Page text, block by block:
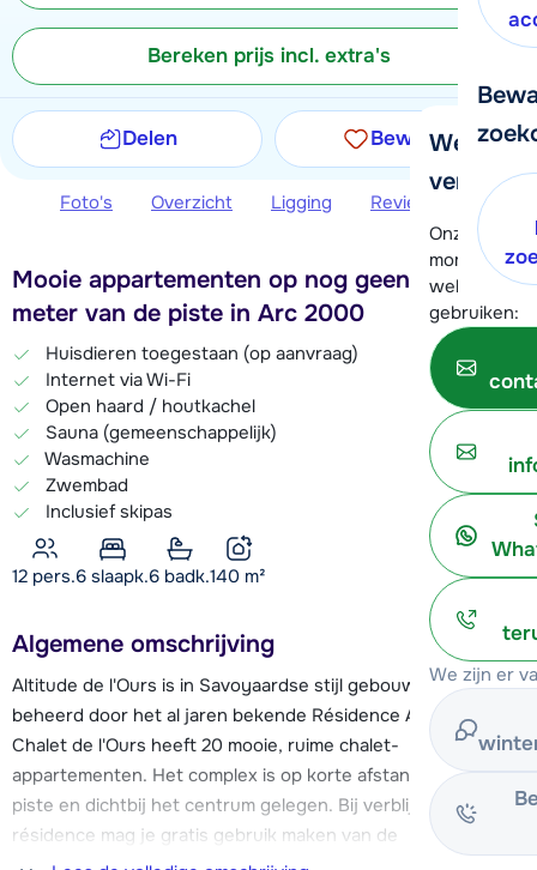
We
verder!
Onze
moment
wel alvast
gebruiken:
We zijn er
Bereken prijs incl. extra's
Delen Bewaren
Foto's Overzicht Ligging Reviews
Mooie appartementen op nog geen 100
meter van de piste in Arc 2000
Huisdieren toegestaan (op aanvraag)
Internet via Wi-Fi
Open haard / houtkachel
Sauna (gemeenschappelijk)
Wasmachine
Zwembad
Inclusief skipas
12 pers.6 slaapk.6 badk.140 m²
Algemene omschrijving
Altitude de l'Ours is in Savoyaardse stijl gebouwd en wordt
beheerd door het al jaren bekende Résidence Altitude.
Chalet de l'Ours heeft 20 mooie, ruime chalet-
appartementen. Het complex is op korte afstand van de
piste en dichtbij het centrum gelegen. Bij verblijf in deze
résidence mag je gratis gebruik maken van de
wellnessruimte in het naastgelegen chalet Altitude (met o.a.